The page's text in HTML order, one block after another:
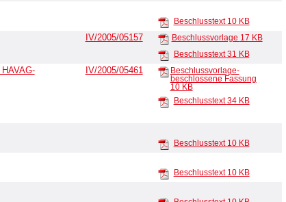
Beschlusstext 10 KB
IV/2005/05157 Beschlussvorlage 17 KB
Beschlusstext31 KB
IV/2005/05461
Beschlussvorlage-
beschlossene Fassung
10 KB
Beschlusstext34 KB
Beschlusstext 10 KB
Beschlusstext 10 KB